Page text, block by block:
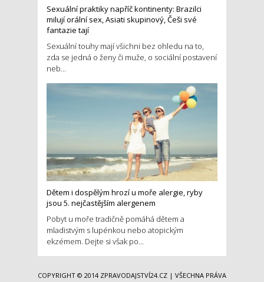
Sexuální praktiky napříč kontinenty: Brazilci
milují orální sex, Asiati skupinový, Češi své
fantazie tají
Sexuální touhy mají všichni bez ohledu na to,
zda se jedná o ženy či muže, o sociální postavení
neb...
Dětem i dospělým hrozí u moře alergie, ryby
jsou 5. nejčastějším alergenem
Pobyt u moře tradičně pomáhá dětem a
mladistvým s lupénkou nebo atopickým
ekzémem. Dejte si však po...
COPYRIGHT © 2014 ZPRAVODAJSTVÍ24.CZ | VŠECHNA PRÁVA